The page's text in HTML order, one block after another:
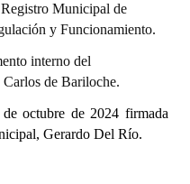
Registro Municipal de
y Funcionamiento.
interno del
de Bariloche.
octubre de 2024 firmada
Gerardo Del Río.